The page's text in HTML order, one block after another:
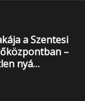
a Szentesi
–
nyá…